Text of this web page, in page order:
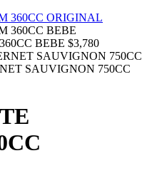
BEBE $3,780
SAUVIGNON 750CC